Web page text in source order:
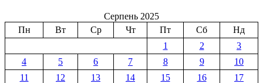
Серпень 2025
Пн
Вт Ср Чт Пт Сб
Нд
1
2
3
4
5 6 7 8 9
10
11
12 13 14 15 16
17